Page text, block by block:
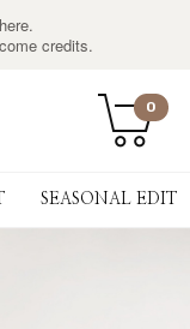
credits.
0
SEASONAL EDIT